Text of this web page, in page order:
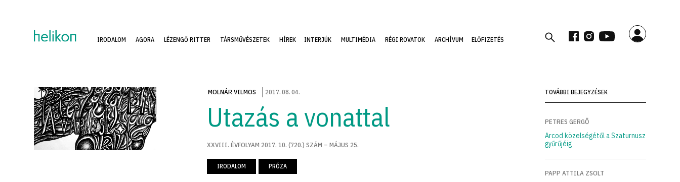
IRODALOM AGORA LÉZENGŐ RITTER TÁRSMŰVÉSZETEK HÍREK INTERJÚK MULTIMÉDIA RÉGI ROVATOK ARCHÍVUM ELŐFIZETÉS
MOLNÁR VILMOS 2017.08.04.
Utazás a vonattal
XXVIII. ÉVFOLYAM 2017. 10. (720.) SZÁM – MÁJUS 25.
IRODALOM PRÓZA
TOVÁBBI BEJEGYZÉSEK
PETRES GERGŐ
Arcod közelségétől a Szaturnusz
gyűrűjéig
PAPP ATTILA ZSOLT